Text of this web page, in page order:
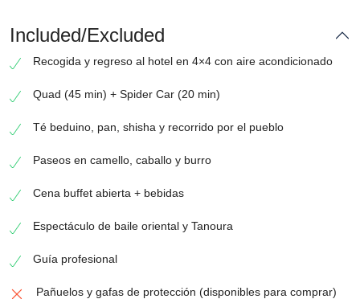
Included/Excluded
Recogida y regreso al hotel en 4×4 con aire acondicionado
Quad (45 min) + Spider Car (20 min)
Té beduino, pan, shisha y recorrido por el pueblo
Paseos en camello, caballo y burro
Cena buffet abierta + bebidas
Espectáculo de baile oriental y Tanoura
Guía profesional
Pañuelos y gafas de protección (disponibles para comprar)